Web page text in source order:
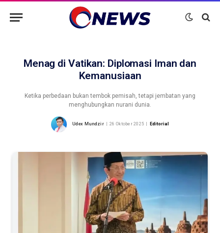
Menag di Vatikan: Diplomasi Iman dan
Kemanusiaan
Ketika perbedaan bukan tembok pemisah, tetapi jembatan yang
menghubungkan nurani dunia.
Udex Mundzir 26 Oktober 2025 Editorial